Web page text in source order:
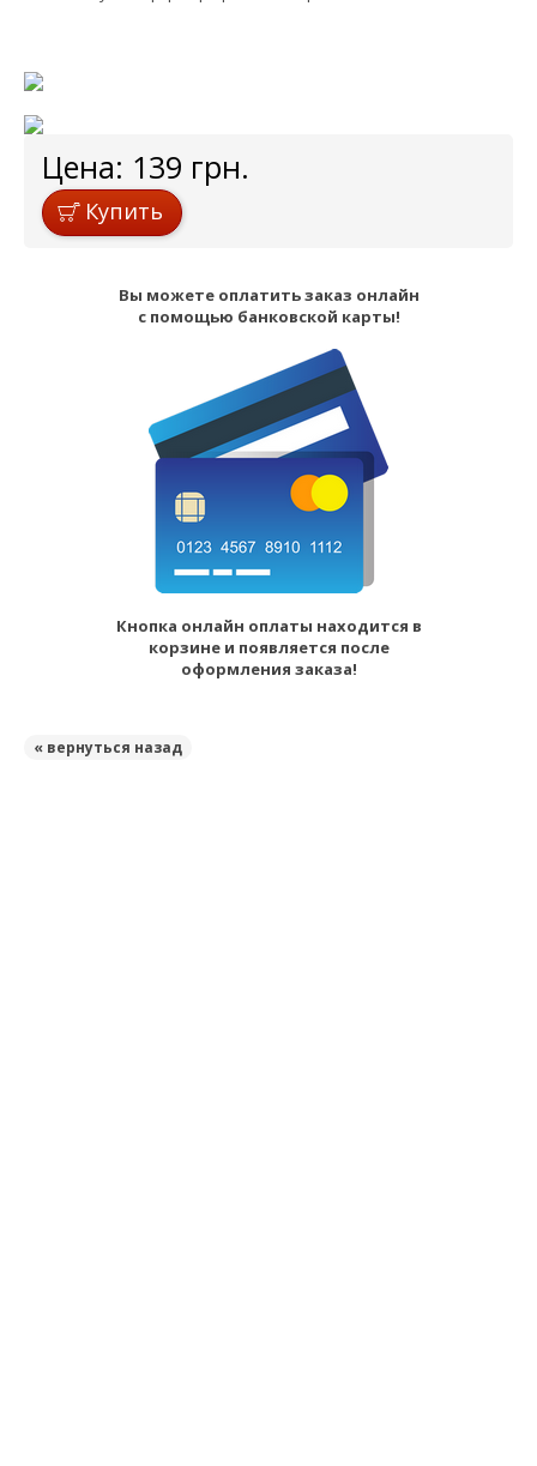
Цена: 139 грн.
Купить
Вы можете оплатить заказ онлайн
с помощью банковской карты!
Кнопка онлайн оплаты находится в
корзине и появляется после
оформления заказа!
« вернуться назад